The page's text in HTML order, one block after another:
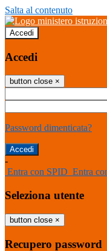
Salta al contenuto
Accedi
Accedi
button close ×
Password dimenticata?
-
Entra con SPID Entra
Seleziona utente
button close ×
Recupero password